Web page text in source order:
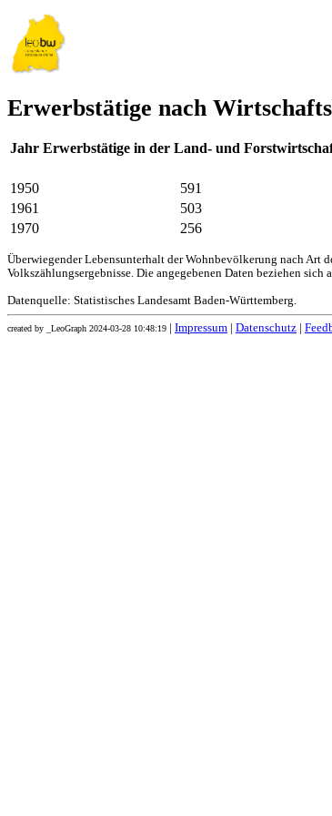
Erwerbstätige nach
Jahr Erwerbstätige in der Land- und
1950
591
1961
503
1970
256
Überwiegender Lebensunterhalt der Wohnbevölkerung nach Art
Volkszählungsergebnisse. Die angegebenen Daten beziehen sich
Datenquelle: Statistisches Landesamt Baden-Württemberg.
created by _LeoGraph 2024-03-28 10:48:19 Impressum Datenschutz